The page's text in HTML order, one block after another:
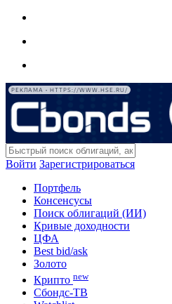
РЕКЛАМА • HTTPS://WWW.HSE.RU/
Войти Зарегистрироваться
Портфель
Консенсусы
Поиск облигаций (ИИ)
Кривые доходности
ЦФА
Best bid/ask
Золото
Крипто new
Сбондс-ТВ